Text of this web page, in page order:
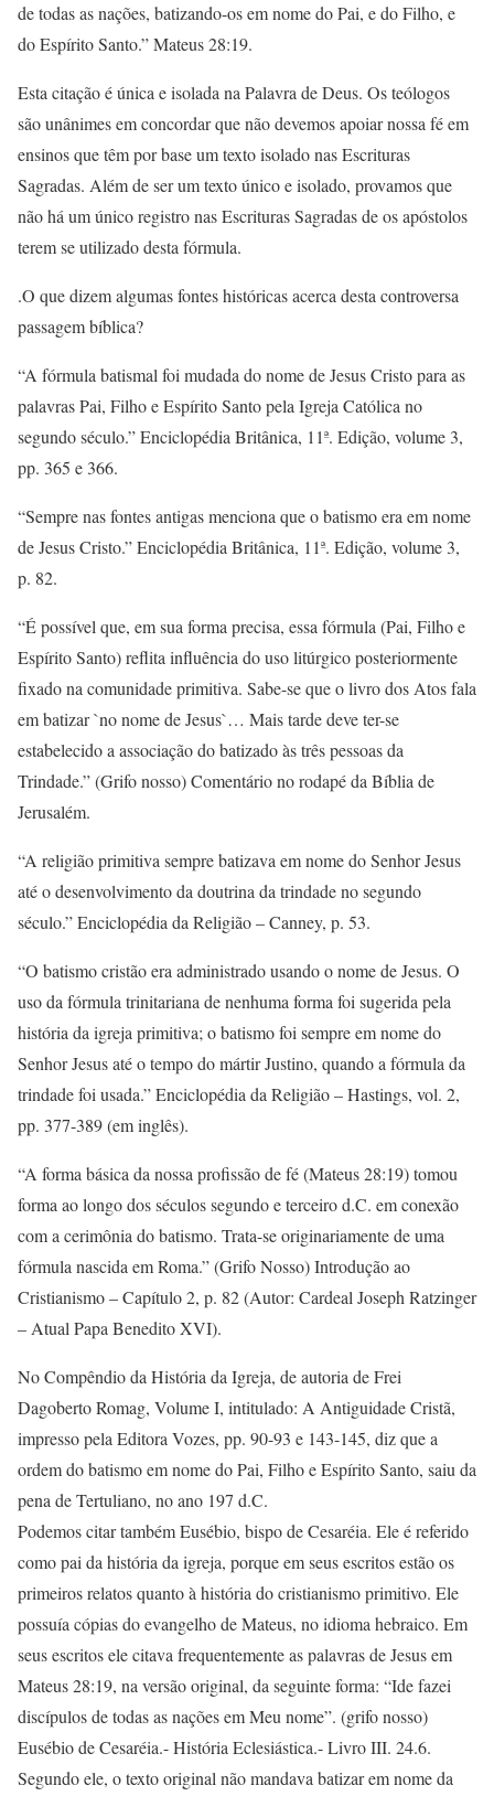
de todas as nações, batizando-os em nome do Pai, e do Filho, e
do Espírito Santo.” Mateus 28:19.
Esta citação é única e isolada na Palavra de Deus. Os teólogos
são unânimes em concordar que não devemos apoiar nossa fé em
ensinos que têm por base um texto isolado nas Escrituras
Sagradas. Além de ser um texto único e isolado, provamos que
não há um único registro nas Escrituras Sagradas de os apóstolos
terem se utilizado desta fórmula.
.O que dizem algumas fontes históricas acerca desta controversa
passagem bíblica?
“A fórmula batismal foi mudada do nome de Jesus Cristo para as
palavras Pai, Filho e Espírito Santo pela Igreja Católica no
segundo século.” Enciclopédia Britânica, 11ª. Edição, volume 3,
pp. 365 e 366.
“Sempre nas fontes antigas menciona que o batismo era em nome
de Jesus Cristo.” Enciclopédia Britânica, 11ª. Edição, volume 3,
p. 82.
“É possível que, em sua forma precisa, essa fórmula (Pai, Filho e
Espírito Santo) reflita influência do uso litúrgico posteriormente
fixado na comunidade primitiva. Sabe-se que o livro dos Atos fala
em batizar `no nome de Jesus`… Mais tarde deve ter-se
estabelecido a associação do batizado às três pessoas da
Trindade.” (Grifo nosso) Comentário no rodapé da Bíblia de
Jerusalém.
“A religião primitiva sempre batizava em nome do Senhor Jesus
até o desenvolvimento da doutrina da trindade no segundo
século.” Enciclopédia da Religião – Canney, p. 53.
“O batismo cristão era administrado usando o nome de Jesus. O
uso da fórmula trinitariana de nenhuma forma foi sugerida pela
história da igreja primitiva; o batismo foi sempre em nome do
Senhor Jesus até o tempo do mártir Justino, quando a fórmula da
trindade foi usada.” Enciclopédia da Religião – Hastings, vol. 2,
pp. 377-389 (em inglês).
“A forma básica da nossa profissão de fé (Mateus 28:19) tomou
forma ao longo dos séculos segundo e terceiro d.C. em conexão
com a cerimônia do batismo. Trata-se originariamente de uma
fórmula nascida em Roma.” (Grifo Nosso) Introdução ao
Cristianismo – Capítulo 2, p. 82 (Autor: Cardeal Joseph Ratzinger
– Atual Papa Benedito XVI).
No Compêndio da História da Igreja, de autoria de Frei
Dagoberto Romag, Volume I, intitulado: A Antiguidade Cristã,
impresso pela Editora Vozes, pp. 90-93 e 143-145, diz que a
ordem do batismo em nome do Pai, Filho e Espírito Santo, saiu da
pena de Tertuliano, no ano 197 d.C.
Podemos citar também Eusébio, bispo de Cesaréia. Ele é referido
como pai da história da igreja, porque em seus escritos estão os
primeiros relatos quanto à história do cristianismo primitivo. Ele
possuía cópias do evangelho de Mateus, no idioma hebraico. Em
seus escritos ele citava frequentemente as palavras de Jesus em
Mateus 28:19, na versão original, da seguinte forma: “Ide fazei
discípulos de todas as nações em Meu nome”. (grifo nosso)
Eusébio de Cesaréia.- História Eclesiástica.- Livro III. 24.6.
Segundo ele, o texto original não mandava batizar em nome da